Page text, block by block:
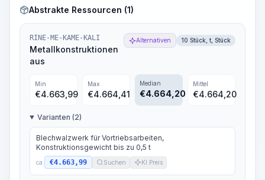
Abstrakte Ressourcen (1)
RINE-ME-KAME-KALI
Metallkonstruktionen
aus
Alternativen 10 Stück, t, Stück
Min
€4.663,99
Max
€4.664,41
Median
€4.664,20
Mittel
€4.664,20
Varianten (2)
Blechwalzwerk für Vortriebsarbeiten,
Konstruktionsgewicht bis zu 0,5 t
ca. €4.663,99 Suchen KI Preis